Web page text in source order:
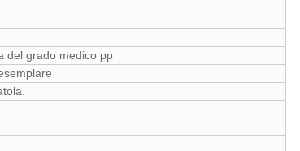
del grado medico pp